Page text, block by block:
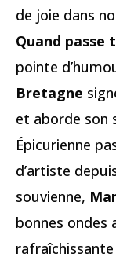
de joie dans
Quand
pointe
Bretagne
et aborde son
Épicurienne
d’artiste
souvienne,
bonnes ondes